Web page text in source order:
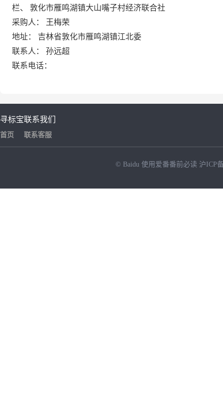
栏、 敦化市雁鸣湖镇大山嘴子村经济联合社
采购人：
王梅荣
地址： 吉林省敦化市雁鸣湖镇江北委
联系人： 孙远超
联系电话：
寻标宝
首页
联系我们
联系客服
© Baidu 使用爱番番前必读 沪ICP